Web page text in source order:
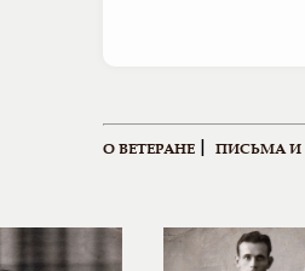
О ВЕТЕРАНЕ | ПИСЬМА И